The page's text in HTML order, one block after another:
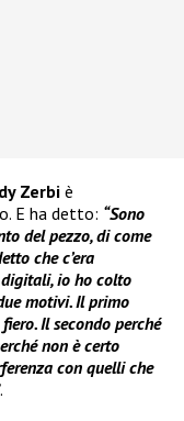
Zerbiè
E ha detto: “Sono
del pezzo, di come
che c’era
io ho colto
motivi. Il primo
Il secondo perché
non è certo
con quelli che
.